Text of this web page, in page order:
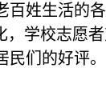
姓生活的
学校志愿
们的好评。